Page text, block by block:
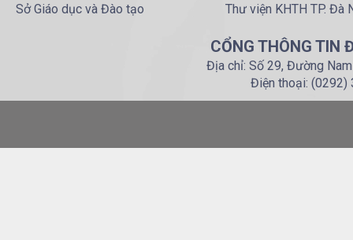
Sở Giáo dục và Đào tạo
Thư viện KHTH TP. Đà
CỔNG THÔNG TIN
Địa chỉ: Số 29, Đường
Điện thoại: (0292)